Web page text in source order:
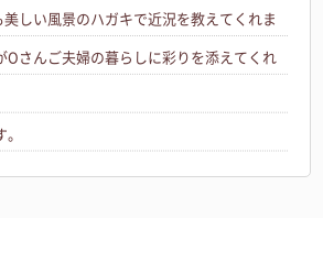
しい風景のハガキで近況を教えてくれま
Oさんご夫婦の暮らしに彩りを添えてくれ